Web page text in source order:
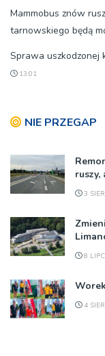
Mammobus znów
tarnowskiego będą
Sprawa uszkodzonej
13:01
NIE PRZEGAP
3
8
4